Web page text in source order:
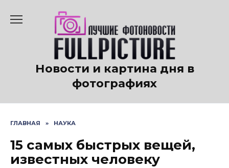
содержанию
Новости и картина дня в
фотографиях
ГЛАВНАЯ » НАУКА
15 самых быстрых вещей,
известных человеку